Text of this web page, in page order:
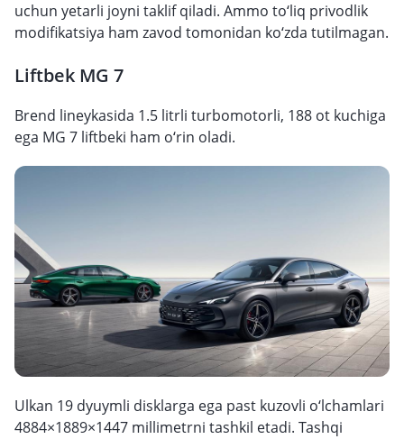
uchun yetarli joyni taklif qiladi. Ammo to‘liq privodlik
modifikatsiya ham zavod tomonidan ko‘zda tutilmagan.
Liftbek MG 7
Brend lineykasida 1.5 litrli turbomotorli, 188 ot kuchiga
ega MG 7 liftbeki ham o‘rin oladi.
Ulkan 19 dyuymli disklarga ega past kuzovli o‘lchamlari
4884×1889×1447 millimetrni tashkil etadi. Tashqi